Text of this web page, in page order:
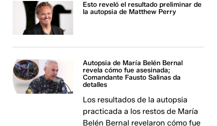
Esto reveló el resultado preliminar de
la autopsia de Matthew Perry
Autopsia de María Belén Bernal
revela cómo fue asesinada;
Comandante Fausto Salinas da
detalles
Los resultados de la autopsia
practicada a los restos de María
Belén Bernal revelaron cómo fue